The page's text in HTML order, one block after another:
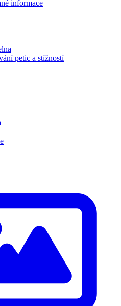
informace
petic a stížností